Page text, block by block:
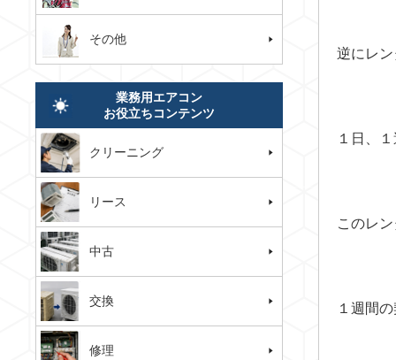
逆にレ
１日、
このレ
１週間
その他
業務用エアコン
お役立ちコンテンツ
クリーニング
リース
中古
交換
修理